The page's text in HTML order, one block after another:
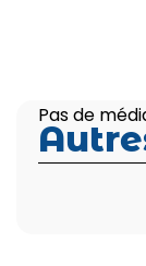
Pas de